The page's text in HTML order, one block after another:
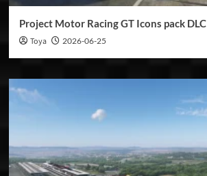
Project Motor Racing GT Icons pack DLC
Toya 2026-06-25